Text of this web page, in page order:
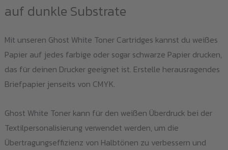
auf dunkle Substrate
Mit unseren Ghost White Toner Cartridges kannst du weißes
Papier auf jedes farbige oder sogar schwarze Papier drucken,
das für deinen Drucker geeignet ist. Erstelle herausragendes
Briefpapier jenseits von CMYK.
Ghost White Toner kann für den weißen Überdruck bei der
Textilpersonalisierung verwendet werden, um die
Übertragungseffizienz von Halbtönen zu verbessern und